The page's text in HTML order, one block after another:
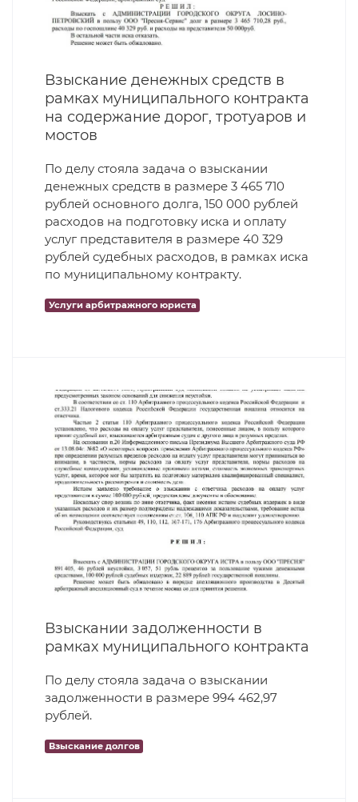
Взыскание денежных средств в
рамках муниципального контракта
на содержание дорог, тротуаров и
мостов
По делу стояла задача о взыскании
денежных средств в размере 3 465 710
рублей основного долга, 150 000 рублей
расходов на подготовку иска и оплату
услуг представителя в размере 40 329
рублей судебных расходов, в рамках иска
по муниципальному контракту.
Услуги арбитражного юриста
Взыскании задолженности в
рамках муниципального контракта
По делу стояла задача о взыскании
задолженности в размере 994 462,97
рублей.
Взыскание долгов